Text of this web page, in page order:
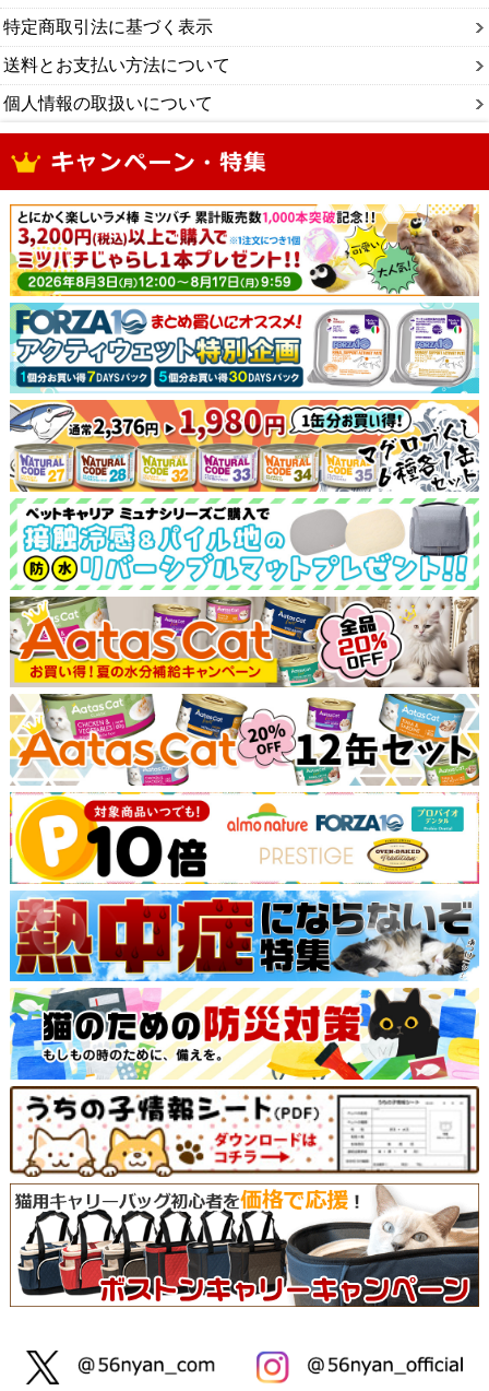
特定商取引法に基づく表示
送料とお支払い方法について
個人情報の取扱いについて